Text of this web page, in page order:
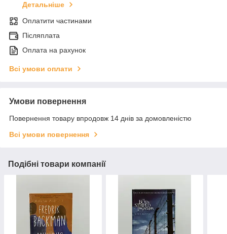
Детальніше
Оплатити частинами
Післяплата
Оплата на рахунок
Всі умови оплати
Умови повернення
Повернення товару впродовж 14 днів за домовленістю
Всі умови повернення
Подібні товари компанії